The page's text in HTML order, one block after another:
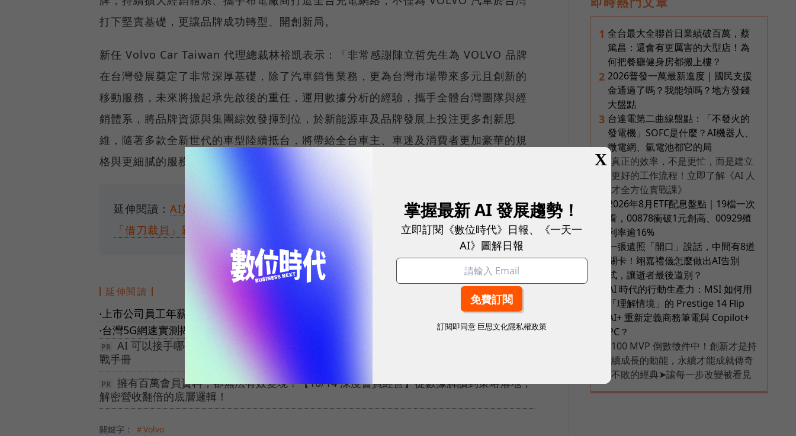
打下堅實基礎，更讓品牌成功轉型、開創新局。
新任 Volvo Car Taiwan 代理總裁林裕凱表示：「非常感謝陳立哲先生為 VOLVO 品牌
在台灣發展奠定了非常深厚基礎，除了汽車銷售業務，更為台灣市場帶來多元且創新的
移動服務，未來將擔起承先啟後的重任，運用數據分析的經驗，攜手全體台灣團隊與經
銷體系，將品牌資源與集團綜效發揮到位，於新能源車及品牌發展上投注更多創新思
維，隨著多款全新世代的車型陸續抵台，將帶給全台車主、車迷及消費者更加豪華的規
格與更細膩的服務。」
延伸閱讀： AI如何殺死你的工作？Adobe、Google⋯前員工揭真相：AI改革淪
「借刀裁員」新手段？
延伸閱讀
●上市公司員工年薪大公開！聯發科唯一突破400萬元，這7家年增「超過50%」
● 台灣5G網速實測揭曉！三大電信「它」坐穩最速冠軍，排名圖解一次看
AI 可以接手哪些工作？6 大銷售管理情境一次解析！打造更高效的 AI 團隊👉🏻下載主管教
戰手冊
擁有百萬會員資料，卻無法有效變現？【10/14 深度會員經營】從數據解讀到策略落地，
解密營收翻倍的底層邏輯！
關鍵字： ＃Volvo
1 全台最大全聯首日業績破百萬，蔡
篤昌：還會有更厲害的大型店！為
何把餐廳健身房都搬上樓？
2 2026普發一萬最新進度｜國民支援
金通過了嗎？我能領嗎？地方發錢
大盤點
3 台達電第二曲線盤點：「不發火的
發電機」SOFC是什麼？AI機器人、
微電網、氫電池都它的局
PR
真正的效率，不是更忙，而是建立
更好的工作流程！立即了解《AI 人
才全方位實戰課》
2026年8月ETF配息盤點｜19檔一次
看，00878衝破1元創高、00929殖
利率逾16%
一張遺照「開口」說話，中間有8道
關卡！翊嘉禮儀怎麼做出AI告別
式，讓逝者最後道別？
AI 時代的行動生產力：MSI 如何用
「理解情境」的 Prestige 14 Flip
AI+ 重新定義商務筆電與 Copilot+
PC？
100 MVP 倒數徵件中！創新才是持
續成長的動能，永續才能成就傳奇
不敗的經典➤讓每一步改變被看見
X
掌握最新 AI 發展趨勢！
立即訂閱《數位時代》日報、《一天一
AI》圖解日報
訂閱即同意 巨思文化隱私權政策